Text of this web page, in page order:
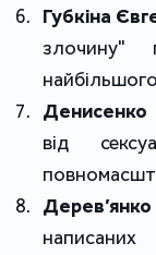
Губкіна
злочину"
Денисенко
від